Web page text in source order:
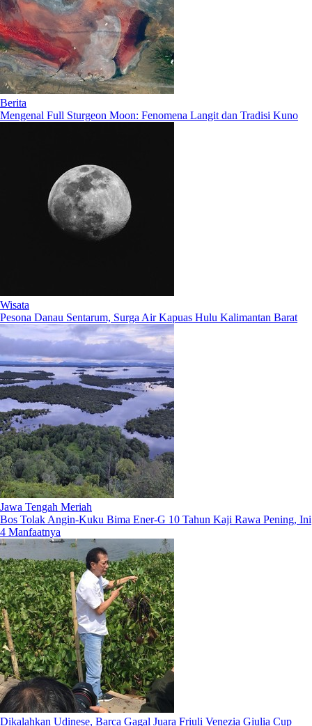
Berita
Mengenal Full Sturgeon Moon: Fenomena Langit dan Tradisi Kuno
Wisata
Pesona Danau Sentarum, Surga Air Kapuas Hulu Kalimantan Barat
Jawa Tengah Meriah
Bos Tolak Angin-Kuku Bima Ener-G 10 Tahun Kaji Rawa Pening, Ini
4 Manfaatnya
Dikalahkan Udinese, Barca Gagal Juara Friuli Venezia Giulia Cup